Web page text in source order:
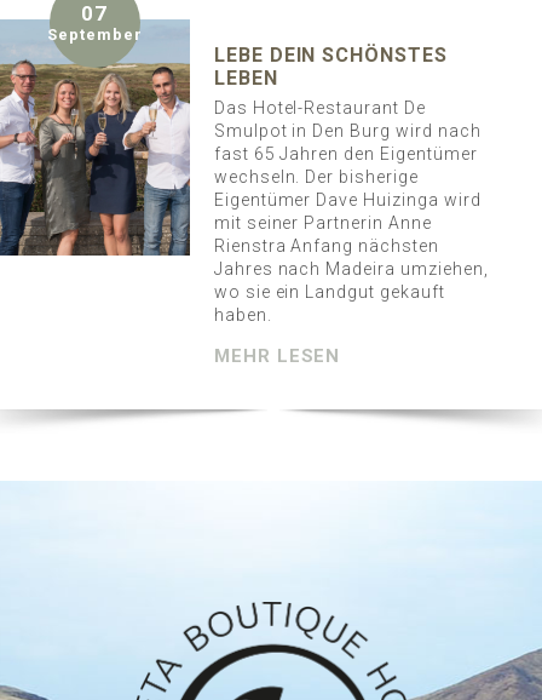
07
September
LEBE DEIN SCHÖNSTES
LEBEN
Das Hotel-Restaurant De
Smulpot in Den Burg wird nach
fast 65 Jahren den Eigentümer
wechseln. Der bisherige
Eigentümer Dave Huizinga wird
mit seiner Partnerin Anne
Rienstra Anfang nächsten
Jahres nach Madeira umziehen,
wo sie ein Landgut gekauft
haben.
MEHR LESEN